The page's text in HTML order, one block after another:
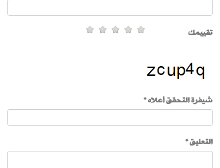
تقييمك
شيفرة التحقق أعلاه *
التعليق *